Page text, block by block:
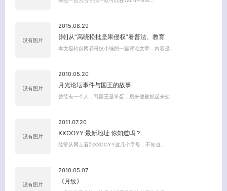
没有图片
2015.08.29
[转]从“高晓松批坚果侵权”看普法、教育
本文是转自网易科技小编的一篇评论文章，内容是…
没有图片
2010.05.20
月光论坛事件与国王的故事
曾经有一个人，骂国王是笨蛋，后来他被抓起来交…
没有图片
2011.07.20
XXOOYY 最新地址 你知道吗？
经常从网上看到XXOOYY这几个字母，不知道…
没有图片
2010.05.07
《月纹》